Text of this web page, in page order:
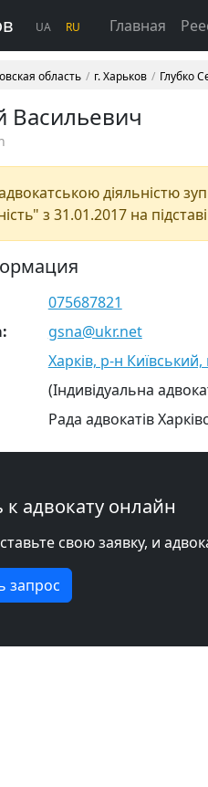
UA RU Главная
область г. Харьков Глубко
Васильевич
діяльністю
з 31.01.2017 на
075687821
gsna@ukr.net
Харків, р-н Київський,
(Індивідуальна
Рада адвокатів
к адвокату онлайн
свою заявку, и
запрос